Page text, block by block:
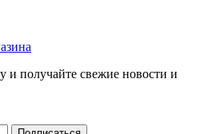
и получайте свежие новости и